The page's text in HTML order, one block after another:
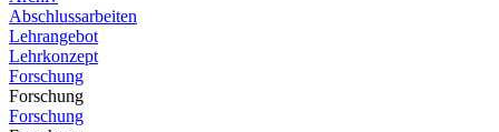
Abschlussarbeiten
Lehrangebot
Lehrkonzept
Forschung
Forschung
Forschung